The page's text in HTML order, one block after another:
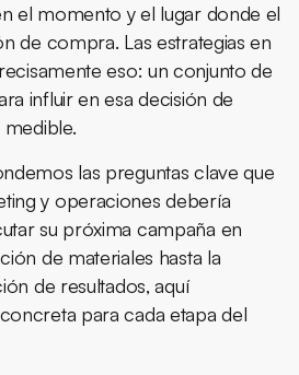
el momento y el lugar donde el
de compra. Las estrategias en
eso: un conjunto de
influir en esa decisión de
las preguntas clave que
y operaciones debería
su próxima campaña en
de materiales hasta la
de resultados, aquí
para cada etapa del